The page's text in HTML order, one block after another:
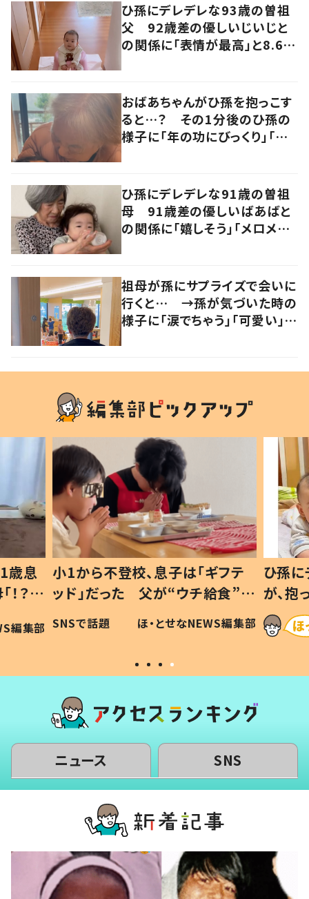
ひ孫にデレデレな93歳の曽祖
父 92歳差の優しいじいじと
の関係に「表情が最高」と8.6万
おばあちゃんがひ孫を抱っこす
ると…？ その1分後のひ孫の
様子に「年の功にびっくり」「赤
ひ孫にデレデレな91歳の曽祖
母 91歳差の優しいばあばと
の関係に「嬉しそう」「メロメロ」
祖母が孫にサプライズで会いに
行くと… →孫が気づいた時の
様子に「涙でちゃう」「可愛い」の
歳息
？」
編集部
小1から不登校、息子は「ギフテ
ッド」だった 父が“ウチ給食”を
作り続ける理由とは #令和の親
#令和の子
SNSで話題 ほ・とせなNEWS編集部
ひ孫
が、
「涙が
い」
ニュース SNS